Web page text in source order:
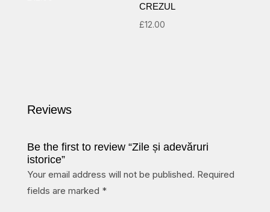
CREZUL
£12.00
Reviews
Be the first to review “Zile și adevăruri
istorice”
Your email address will not be published. Required
fields are marked *